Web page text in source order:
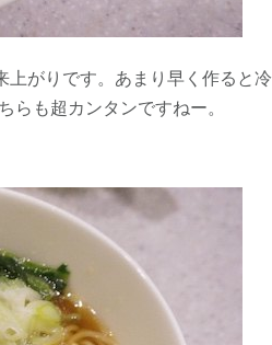
上がりです。あまり早く作ると冷
らも超カンタンですねー。